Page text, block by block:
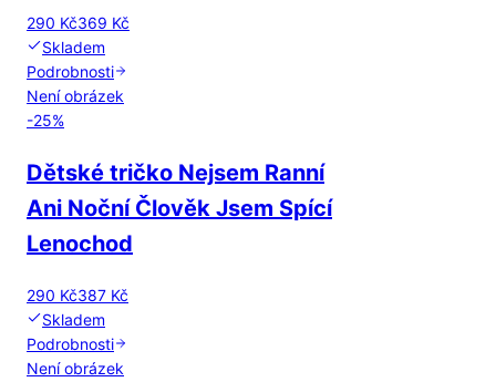
290 Kč369 Kč
Skladem
Podrobnosti
Není obrázek
-25%
Dětské tričko Nejsem Ranní
Ani Noční Člověk Jsem Spící
Lenochod
290 Kč387 Kč
Skladem
Podrobnosti
Není obrázek